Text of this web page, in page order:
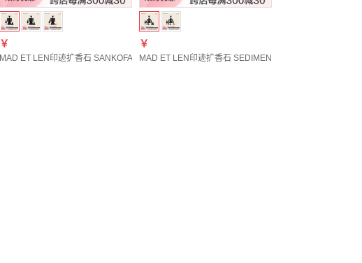
￥
MAD ET LEN印迹扩香石 SANKOFA火山岩/琥珀石 法国直邮持久留香家居摆件香薰 火山岩+15ml
￥
MAD ET LEN印迹扩香石 SEDIMENT火山岩/琥珀石 法国